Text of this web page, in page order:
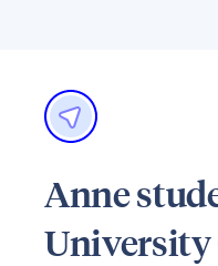
Anne
University